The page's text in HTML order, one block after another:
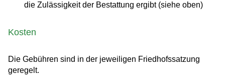
die Zulässigkeit der Bestattung ergibt (siehe oben)
Kosten
Die Gebühren sind in der jeweiligen Friedhofssatzung
geregelt.